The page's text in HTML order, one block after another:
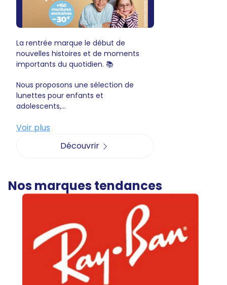
La rentrée marque le début de
nouvelles histoires et de moments
importants du quotidien. 📚
Nous proposons une sélection de
lunettes pour enfants et
adolescents,...
Voir plus
Découvrir
Nos marques tendances